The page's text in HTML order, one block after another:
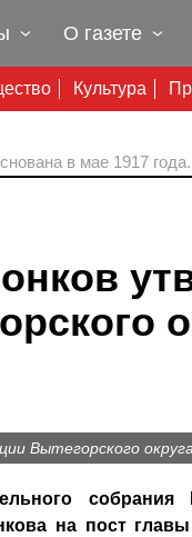
Культура
О газете
в мае 1917 года.
Вытегорского
на пост